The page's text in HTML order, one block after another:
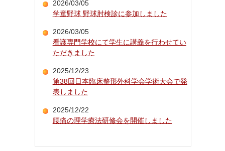
2026/03/05
学童野球 野球肘検診に参加しました
2026/03/05
看護専門学校にて学生に講義を行わせてい
ただきました
2025/12/23
第38回日本臨床整形外科学会学術大会で発
表しました
2025/12/22
腰痛の理学療法研修会を開催しました